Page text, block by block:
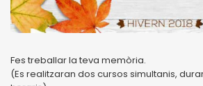
Fes treballar la teva memòria.
(Es realitzaran dos cursos simultanis,